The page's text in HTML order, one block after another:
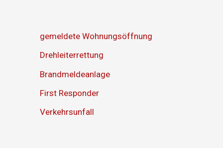
gemeldete Wohnungsöffnung
Drehleiterrettung
Brandmeldeanlage
First Responder
Verkehrsunfall